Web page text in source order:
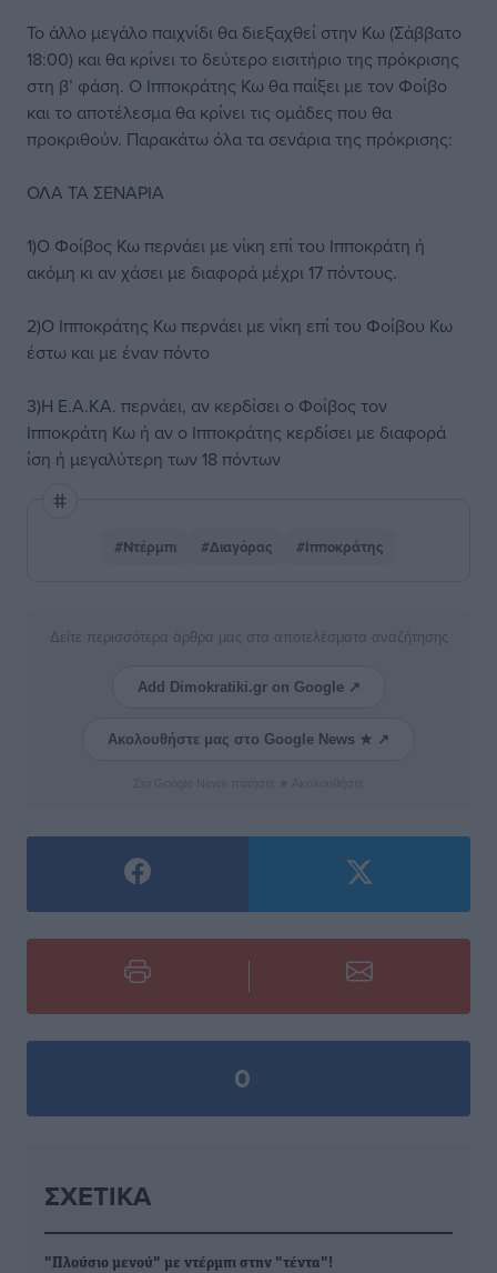
Το άλλο μεγάλο παιχνίδι θα διεξαχθεί στην Κω (Σάββατο
18:00) και θα κρίνει το δεύτερο εισιτήριο της πρόκρισης
στη β’ φάση. Ο Ιπποκράτης Κω θα παίξει με τον Φοίβο
και το αποτέλεσμα θα κρίνει τις ομάδες που θα
προκριθούν. Παρακάτω όλα τα σενάρια της πρόκρισης:
ΟΛΑ ΤΑ ΣΕΝΑΡΙΑ
1)Ο Φοίβος Κω περνάει με νίκη επί του Ιπποκράτη ή
ακόμη κι αν χάσει με διαφορά μέχρι 17 πόντους.
2)Ο Ιπποκράτης Κω περνάει με νίκη επί του Φοίβου Κω
έστω και με έναν πόντο
3)Η Ε.Α.ΚΑ. περνάει, αν κερδίσει ο Φοίβος τον
Ιπποκράτη Κω ή αν ο Ιπποκράτης κερδίσει με διαφορά
ίση ή μεγαλύτερη των 18 πόντων
#Ντέρμπι #Διαγόρας #Ιπποκράτης
Δείτε περισσότερα άρθρα μας στα αποτελέσματα αναζήτησης
Add Dimokratiki.gr on Google ↗
Ακολουθήστε μας στο Google News ★ ↗
0
ΣΧΕΤΙΚΆ
"Πλούσιο μενού" με ντέρμπι στην "τέντα"!